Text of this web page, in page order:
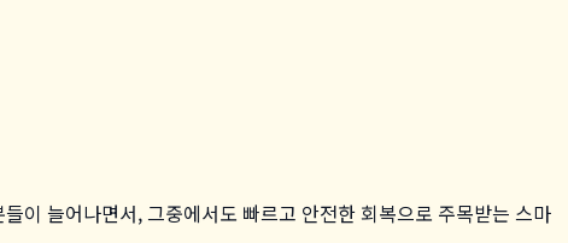
이 늘어나면서, 그중에서도 빠르고 안전한 회복으로 주목받는 스마